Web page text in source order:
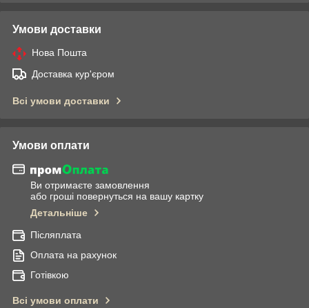
Умови доставки
Нова Пошта
Доставка кур'єром
Всі умови доставки
Умови оплати
Ви отримаєте замовлення
або гроші повернуться на вашу картку
Детальніше
Післяплата
Оплата на рахунок
Готівкою
Всі умови оплати